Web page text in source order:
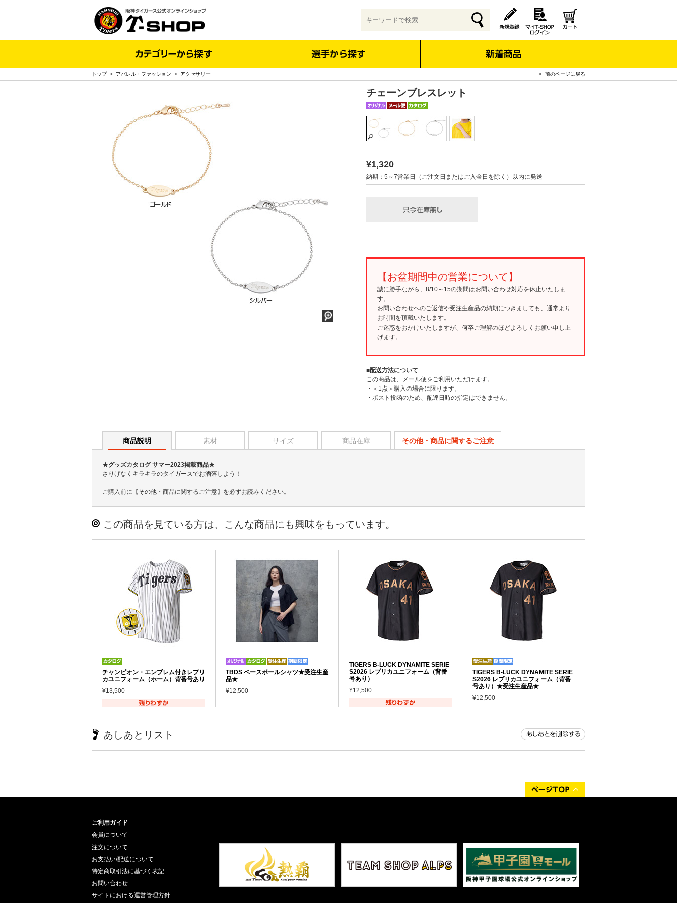
トップ> アパレル・ファッション > アクセサリー < 前のページに戻る
チェーンブレスレット
¥1,320
納期：5～7営業日（ご注文日またはご入金日を除く）以内に発送
【お盆期間中の営業について】
誠に勝手ながら、8/10～15の期間はお問い合わせ対応を休止いたしま
す。
お問い合わせへのご返信や受注生産品の納期につきましても、通常より
お時間を頂戴いたします。
ご迷惑をおかけいたしますが、何卒ご理解のほどよろしくお願い申し上
げます。
■配送方法について
この商品は、メール便をご利用いただけます。
・＜1点＞購入の場合に限ります。
・ポスト投函のため、配達日時の指定はできません。
商品説明 素材 サイズ 商品在庫 その他・商品に関するご注意
★グッズカタログ サマー2023掲載商品★
さりげなくキラキラのタイガースでお洒落しよう！
ご購入前に【その他・商品に関するご注意】を必ずお読みください。
この商品を見ている方は、こんな商品にも興味をもっています。
チャンピオン・エンブレム付きレプリ
カユニフォーム（ホーム）背番号あり
¥13,500
TBDS ベースボールシャツ★受注生産
品★
¥12,500
TIGERS B-LUCK DYNAMITE SERIE
S2026 レプリカユニフォーム（背番
号あり）
¥12,500
TIGERS B-LUCK DYNAMITE SERIE
S2026 レプリカユニフォーム（背番
号あり）★受注生産品★
¥12,500
あしあとリスト
ご利用ガイド
会員について
注文について
お支払い/配送について
特定商取引法に基づく表記
お問い合わせ
サイトにおける運営管理方針